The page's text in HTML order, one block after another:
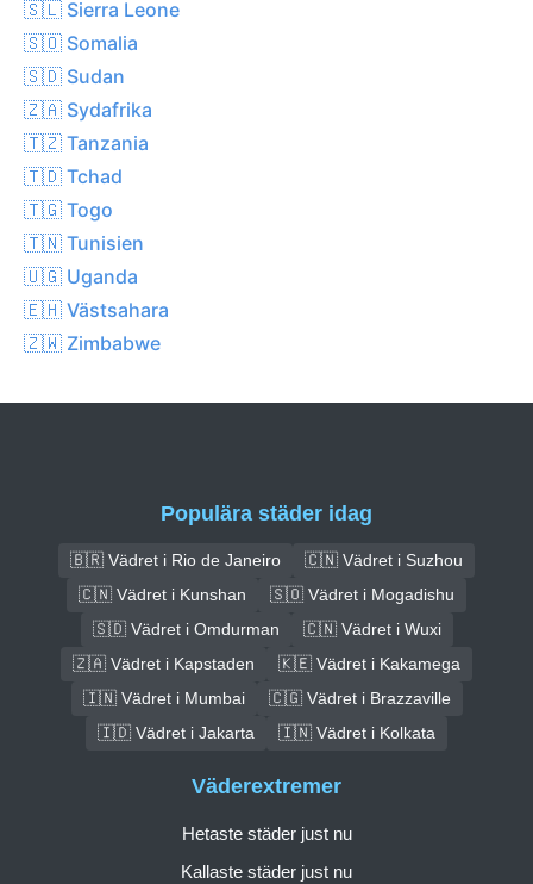
🇸🇱 Sierra Leone
🇸🇴 Somalia
🇸🇩 Sudan
🇿🇦 Sydafrika
🇹🇿 Tanzania
🇹🇩 Tchad
🇹🇬 Togo
🇹🇳 Tunisien
🇺🇬 Uganda
🇪🇭 Västsahara
🇿🇼 Zimbabwe
Populära städer idag
🇧🇷 Vädret i Rio de Janeiro
🇨🇳 Vädret i Suzhou
🇨🇳 Vädret i Kunshan
🇸🇴 Vädret i Mogadishu
🇸🇩 Vädret i Omdurman
🇨🇳 Vädret i Wuxi
🇿🇦 Vädret i Kapstaden
🇰🇪 Vädret i Kakamega
🇮🇳 Vädret i Mumbai
🇨🇬 Vädret i Brazzaville
🇮🇩 Vädret i Jakarta
🇮🇳 Vädret i Kolkata
Väderextremer
Hetaste städer just nu
Kallaste städer just nu